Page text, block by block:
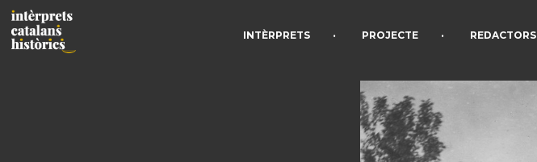
INTÈRPRETS • PROJECTE • REDACTORS